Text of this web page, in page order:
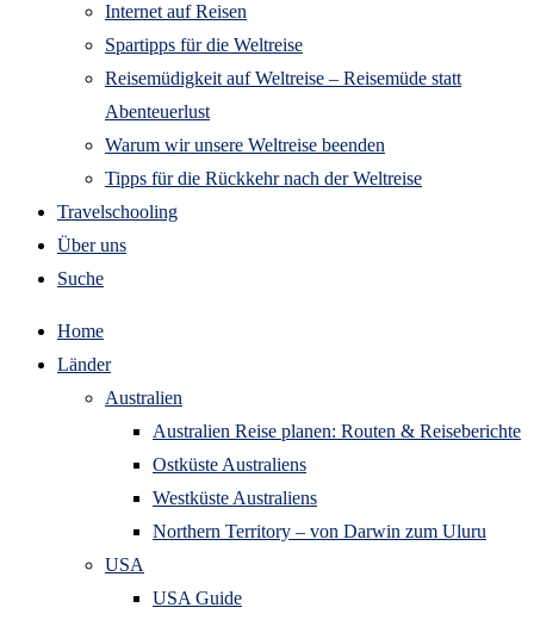
Internet auf Reisen
Spartipps für die Weltreise
Reisemüdigkeit auf Weltreise – Reisemüde statt
Abenteuerlust
Warum wir unsere Weltreise beenden
Tipps für die Rückkehr nach der Weltreise
Travelschooling
Über uns
Suche
Home
Länder
Australien
Australien Reise planen: Routen & Reiseberichte
Ostküste Australiens
Westküste Australiens
Northern Territory – von Darwin zum Uluru
USA
USA Guide